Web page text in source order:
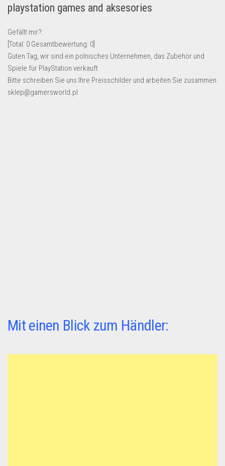
Lebensmittel & Getränke
Multimedia & Elektro
Münzen
Spielzeug & Games
Schuhe & Accessoires
Sport & Freizeit
Anmelden
playstation games and aksesories
Gefällt mir?:
[Total: 0 Gesamtbewertung: 0
Guten Tag, wir sind ein polnisches Unternehmen, das Zubehör und
Spiele für PlayStation verkauft
Bitte schreiben Sie uns Ihre Preisschilder und arbeiten Sie zusammen
sklep@gamersworld.pl
Mit einen Blick zum Händler: